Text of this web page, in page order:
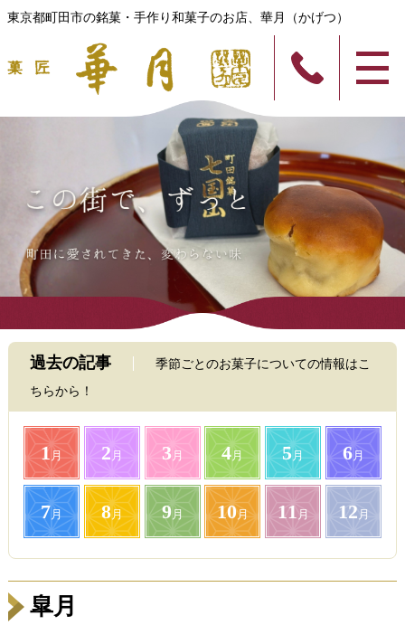
東京都町田市の銘菓・手作り和菓子のお店、華月（かげつ）
過去の記事
季節ごとのお菓子についての情報はこ
ちらから！
1月 2 月 3 月 4月 5月 6月
7月 8月 9月 10月 11 月 12 月
皐月